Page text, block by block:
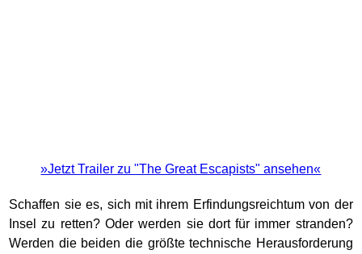
»Jetzt Trailer zu "The Great Escapists" ansehen«
Schaffen sie es, sich mit ihrem Erfindungsreichtum von der
Insel zu retten? Oder werden sie dort für immer stranden?
Werden die beiden die größte technische Herausforderung